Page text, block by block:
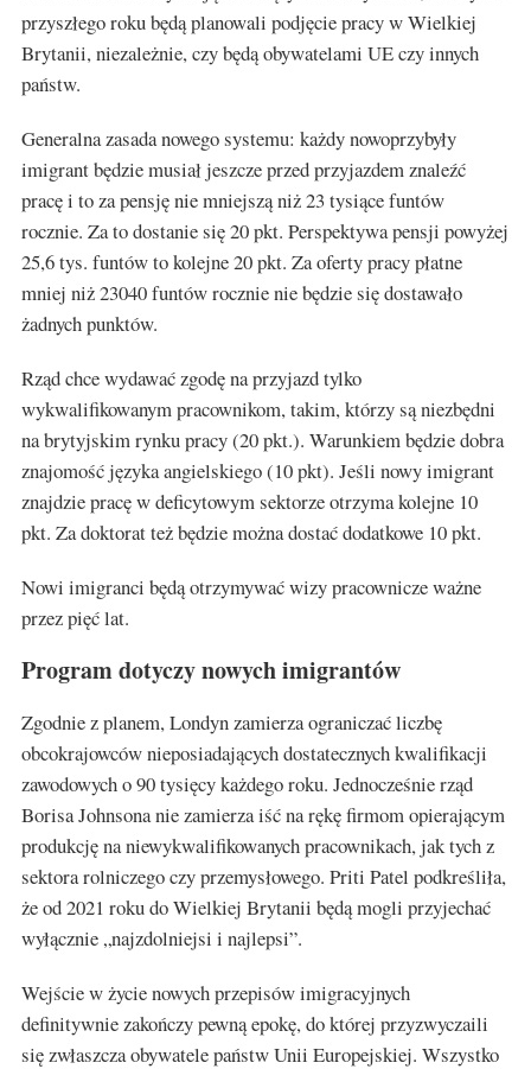
przyszłego roku będą planowali podjęcie pracy w Wielkiej
Brytanii, niezależnie, czy będą obywatelami UE czy innych
państw.
Generalna zasada nowego systemu: każdy nowoprzybyły
imigrant będzie musiał jeszcze przed przyjazdem znaleźć
pracę i to za pensję nie mniejszą niż 23 tysiące funtów
rocznie. Za to dostanie się 20 pkt. Perspektywa pensji powyżej
25,6 tys. funtów to kolejne 20 pkt. Za oferty pracy płatne
mniej niż 23040 funtów rocznie nie będzie się dostawało
żadnych punktów.
Rząd chce wydawać zgodę na przyjazd tylko
wykwalifikowanym pracownikom, takim, którzy są niezbędni
na brytyjskim rynku pracy (20 pkt.). Warunkiem będzie dobra
znajomość języka angielskiego (10 pkt). Jeśli nowy imigrant
znajdzie pracę w deficytowym sektorze otrzyma kolejne 10
pkt. Za doktorat też będzie można dostać dodatkowe 10 pkt.
Nowi imigranci będą otrzymywać wizy pracownicze ważne
przez pięć lat.
Program dotyczy nowych imigrantów
Zgodnie z planem, Londyn zamierza ograniczać liczbę
obcokrajowców nieposiadających dostatecznych kwalifikacji
zawodowych o 90 tysięcy każdego roku. Jednocześnie rząd
Borisa Johnsona nie zamierza iść na rękę firmom opierającym
produkcję na niewykwalifikowanych pracownikach, jak tych z
sektora rolniczego czy przemysłowego. Priti Patel podkreśliła,
że od 2021 roku do Wielkiej Brytanii będą mogli przyjechać
wyłącznie „najzdolniejsi i najlepsi”.
Wejście w życie nowych przepisów imigracyjnych
definitywnie zakończy pewną epokę, do której przyzwyczaili
się zwłaszcza obywatele państw Unii Europejskiej. Wszystko